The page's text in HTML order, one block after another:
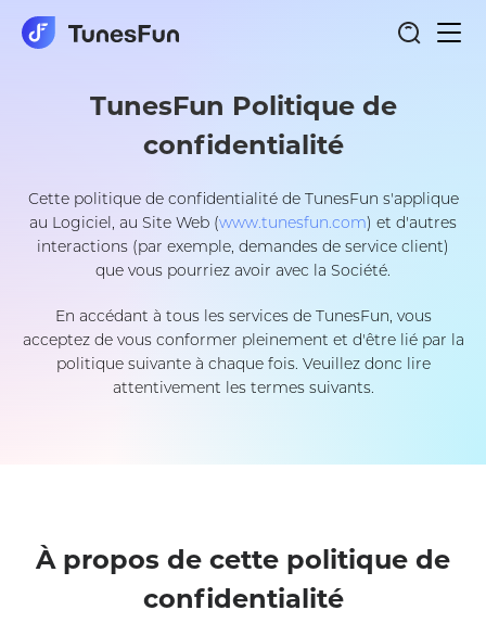
la
TunesFun Politique de
confidentialité
Cette politique de confidentialité de TunesFun s'applique
au Logiciel, au Site Web (www.tunesfun.com) et d'autres
interactions (par exemple, demandes de service client)
que vous pourriez avoir avec la Société.
En accédant à tous les services de TunesFun, vous
acceptez de vous conformer pleinement et d'être lié par la
politique suivante à chaque fois. Veuillez donc lire
attentivement les termes suivants.
À propos de cette politique de
confidentialité